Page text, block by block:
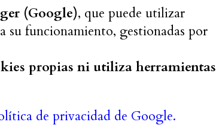
(Google), que puede utilizar
su funcionamiento, gestionadas por
propias ni utiliza herramientas
de privacidad de Google.